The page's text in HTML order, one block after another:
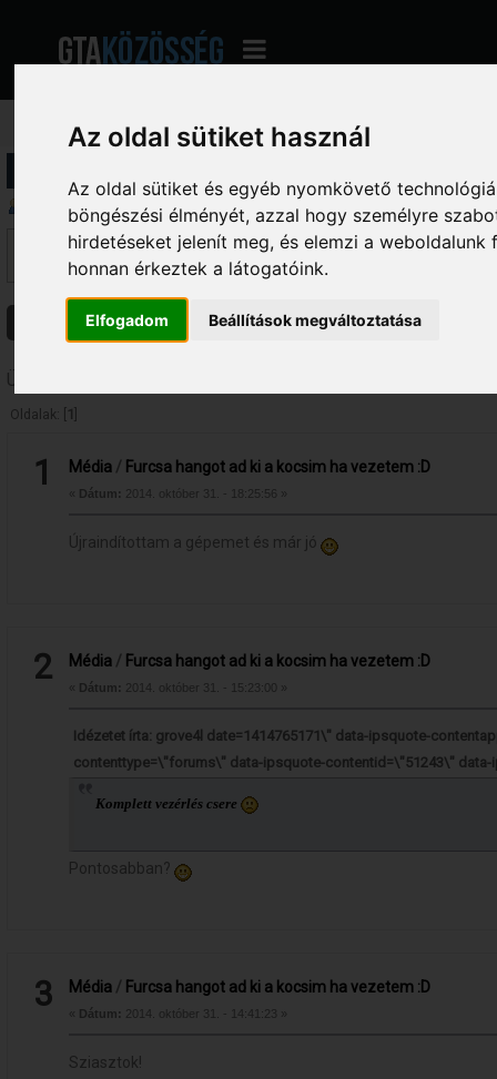
Az oldal sütiket használ
Az oldal sütiket és egyéb nyomkövető
böngészési élményét, azzal hogy személyre
hirdetéseket jelenít meg, és elemzi a
honnan érkeztek a látogatóink.
Elfogadom Beállítások megváltoztatása
Üzenetek megjelenítése
Ez a szekció lehetővé teszi a felhasználó által írt összes hozzászólás
fórumokba írt hozzászólásokat látod, amelyekhez hozzáférésed van.
Üzenetek Témák Csatolmányok
Üzenetek - Koko
Oldalak: [ 1
1 Média / Furcsa hangot ad ki a kocsim ha vezetem :D
« Dátum: 2014. október 31. - 18:25:56 »
Újraindítottam a gépemet és már jó
2 Média / Furcsa hangot ad ki a kocsim ha vezetem :D
« Dátum: 2014. október 31. - 15:23:00 »
Idézetet írta: grove4l date=1414765171\" data-ipsquote-
contenttype=\"forums\" data-ipsquote-contentid=\"51243\"
Komplett vezérlés csere
Pontosabban?
3 Média / Furcsa hangot ad ki a kocsim ha vezetem :D
« Dátum: 2014. október 31. - 14:41:23 »
Sziasztok!